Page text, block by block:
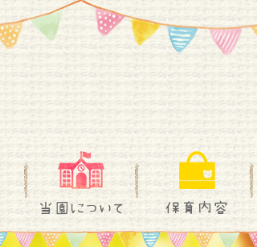
当園について 保育内容